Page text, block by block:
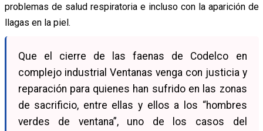
problemas de salud respiratoria e incluso con la aparición de
llagas en la piel.
Que el cierre de las faenas de Codelco en
complejo industrial Ventanas venga con justicia y
reparación para quienes han sufrido en las zonas
de sacrificio, entre ellas y ellos a los “hombres
verdes de ventana”, uno de los casos del